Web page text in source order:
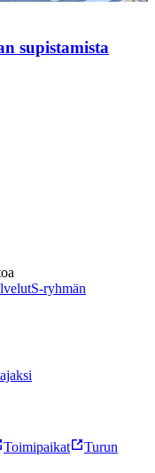
supistamista
S-ryhmän
Toimipaikat
Turun